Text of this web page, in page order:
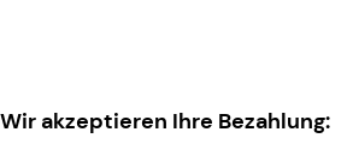
Wir akzeptieren Ihre Bezahlung: